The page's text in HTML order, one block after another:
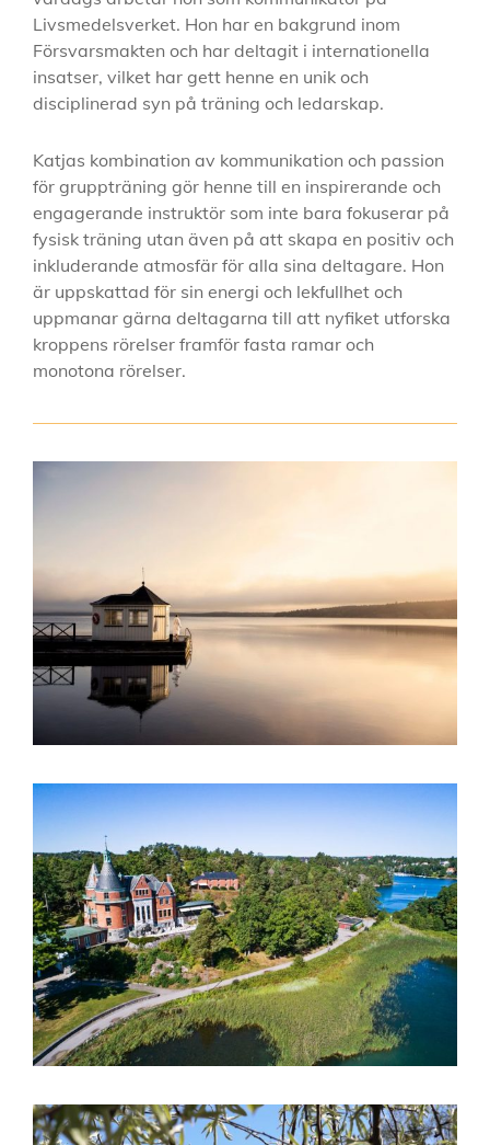
Livsmedelsverket. Hon har en bakgrund inom
Försvarsmakten och har deltagit i internationella
insatser, vilket har gett henne en unik och
disciplinerad syn på träning och ledarskap.
Katjas kombination av kommunikation och passion
för gruppträning gör henne till en inspirerande och
engagerande instruktör som inte bara fokuserar på
fysisk träning utan även på att skapa en positiv och
inkluderande atmosfär för alla sina deltagare. Hon
är uppskattad för sin energi och lekfullhet och
uppmanar gärna deltagarna till att nyfiket utforska
kroppens rörelser framför fasta ramar och
monotona rörelser.